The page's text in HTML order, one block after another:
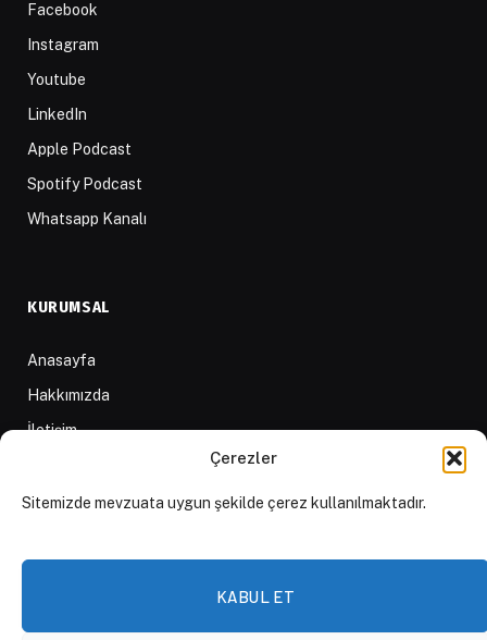
Çerezler
Sitemizde mevzuata uygun şekilde çerez kullanılmaktadır.
KABUL ET
Facebook
Instagram
Youtube
LinkedIn
Apple Podcast
Spotify Podcast
Whatsapp Kanalı
KURUMSAL
Anasayfa
Hakkımızda
İletişim
D84 Yayınları